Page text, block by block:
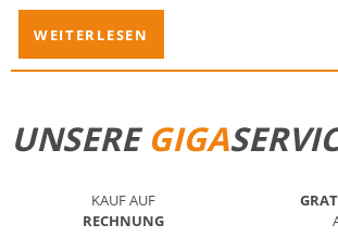
WEITERLESEN
UNSEREGIGA
KAUF AUF
RECHNUNG